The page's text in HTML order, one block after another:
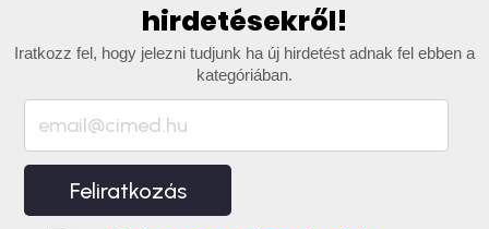
hirdetésekről!
Iratkozz fel, hogy jelezni tudjunk ha új hirdetést adnak fel ebben a
kategóriában.
Feliratkozás